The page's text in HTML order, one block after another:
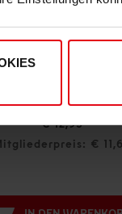
3er-Set "Trikot" 26-
€ 12,95
€